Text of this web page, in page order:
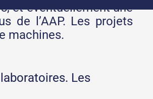
et éventuellement une
de l’AAP. Les projets
machines.
Les